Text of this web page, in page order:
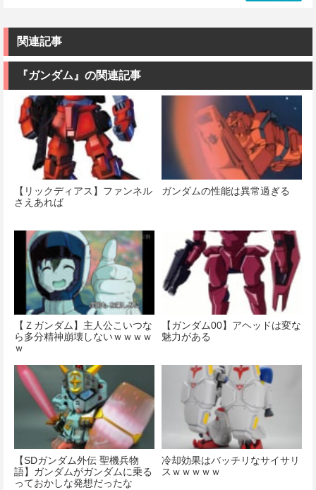
165mm ブラッ
クバレル（展
価格：¥17,800
RMD 1/100 色
分け済みプラ
てキット
機動戦士ガン
1/60スケール
色分け済みプ
価格：¥51,481
色分け済みプ
価格：¥1,742
関連記事
『ガンダム』の関連記事
【リックディアス】ファンネル
さえあれば
ガンダムの性能は異常過ぎる
【Ｚガンダム】主人公こいつな
ら多分精神崩壊しないｗｗｗｗ
ｗ
【ガンダム00】アヘッドは変な
魅力がある
【SDガンダム外伝 聖機兵物
語】ガンダムがガンダムに乗る
っておかしな発想だったな
冷却効果はバッチリなサイサリ
スｗｗｗｗｗ